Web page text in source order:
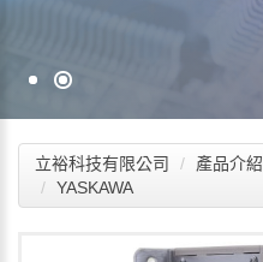
立裕科技有限公司 產品介紹
YASKAWA